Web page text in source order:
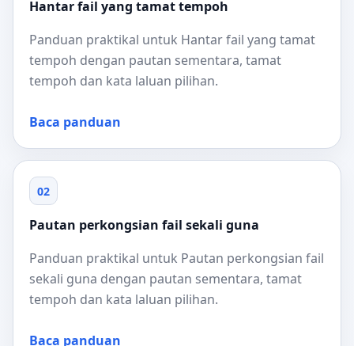
Hantar fail yang tamat tempoh
Panduan praktikal untuk Hantar fail yang tamat
tempoh dengan pautan sementara, tamat
tempoh dan kata laluan pilihan.
Baca panduan
02
Pautan perkongsian fail sekali guna
Panduan praktikal untuk Pautan perkongsian fail
sekali guna dengan pautan sementara, tamat
tempoh dan kata laluan pilihan.
Baca panduan